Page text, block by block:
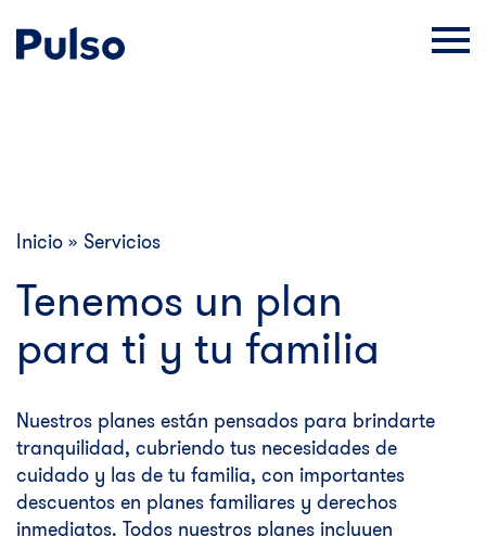
Inicio » Servicios
Tenemos un plan
para ti y tu familia
Nuestros planes están pensados para brindarte
tranquilidad, cubriendo tus necesidades de
cuidado y las de tu familia, con importantes
descuentos en planes familiares y derechos
inmediatos. Todos nuestros planes incluyen